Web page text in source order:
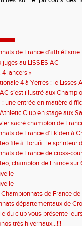
de France d'athlétisme
juges au LISSES AC
lancers »
4 à Yerres : le Lisses
s’est illustré aux
: une entrée en matière
Club en stage aux
au bord de l’Atlantique
sacré champion de
de France d’Ekiden à
file à Toruń : le sprinteur
de France de cross-
du Lisses AC
champion de France sur
de France
F - 077départementaux de
du club vous présente
très hivernaux...!!!